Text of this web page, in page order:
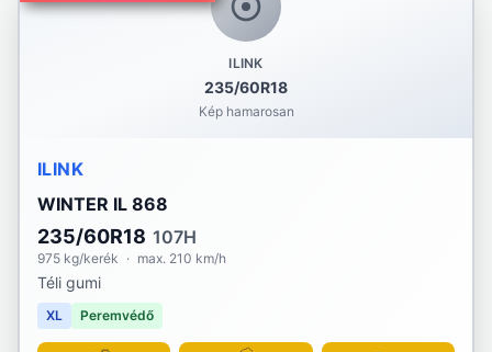
ILINK
235/60R18
Kép hamarosan
ILINK
WINTER IL 868
235/60R18 107H
975 kg/kerék · max. 210 km/h
Téli gumi
XL Peremvédő